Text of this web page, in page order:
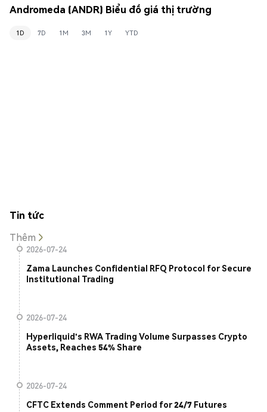
Andromeda (ANDR) Biểu đồ giá thị trường
1D 7D 1M 3M 1Y YTD
Tin tức
Thêm
2026-07-24
Zama Launches Confidential RFQ Protocol for Secure
Institutional Trading
2026-07-24
Hyperliquid's RWA Trading Volume Surpasses Crypto
Assets, Reaches 54% Share
2026-07-24
CFTC Extends Comment Period for 24/7 Futures